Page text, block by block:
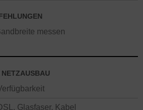
messen
Glasfaser, Kabel